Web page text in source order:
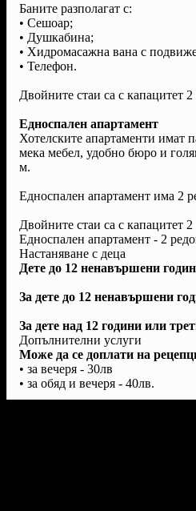
Баните разполагат с:
• Сешоар;
• Душкабина;
• Хидромасажна вана с
• Телефон.
Двойните стаи са с капацитет 2
Едноспален апартамент
Хотелските апартаменти имат
мека мебел, удобно бюро и
м.
Едноспален апартамент има 2
Двойните стаи са с капацитет 2
Едноспален апартамент - 2
Настаняване с деца
Дете до 12 ненавършени
За дете до 12 ненавършени
За дете над 12 години или
Допълнителни услуги
Може да се доплати на
• за вечеря - 30лв
• за обяд и вечеря - 40лв.